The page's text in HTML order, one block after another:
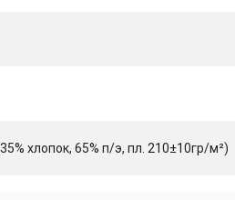
хлопок, 65% п/э, пл. 210±10гр/м²)